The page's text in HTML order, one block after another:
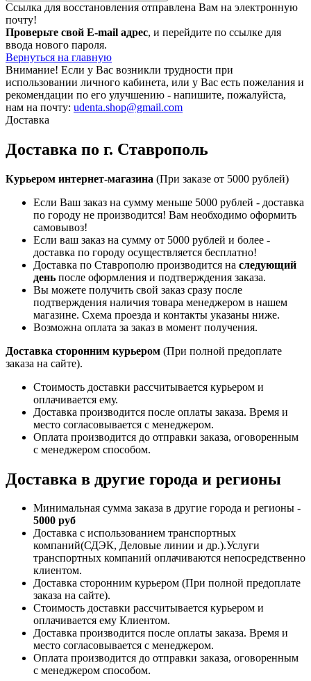
Ссылка для восстановления отправлена Вам на электронную
почту!
Проверьте свой E-mail адрес, и перейдите по ссылке для
ввода нового пароля.
Вернуться на главную
Внимание! Если у Вас возникли трудности при
использовании личного кабинета, или у Вас есть пожелания и
рекомендации по его улучшению - напишите, пожалуйста,
нам на почту: udenta.shop@gmail.com
Доставка
Доставка по г. Ставрополь
Курьером интернет-магазина (При заказе от 5000 рублей)
Если Ваш заказ на сумму меньше 5000 рублей - доставка
по городу не производится! Вам необходимо оформить
самовывоз!
Если ваш заказ на сумму от 5000 рублей и более -
доставка по городу осуществляется бесплатно!
Доставка по Ставрополю производится на следующий
день после оформления и подтверждения заказа.
Вы можете получить свой заказ сразу после
подтверждения наличия товара менеджером в нашем
магазине. Схема проезда и контакты указаны ниже.
Возможна оплата за заказ в момент получения.
Доставка сторонним курьером (При полной предоплате
заказа на сайте).
Стоимость доставки рассчитывается курьером и
оплачивается ему.
Доставка производится после оплаты заказа. Время и
место согласовывается с менеджером.
Оплата производится до отправки заказа, оговоренным
с менеджером способом.
Доставка в другие города и регионы
Минимальная сумма заказа в другие города и регионы -
5000 руб
Доставка с использованием транспортных
компаний(СДЭК, Деловые линии и др.).Услуги
транспортных компаний оплачиваются непосредственно
клиентом.
Доставка сторонним курьером (При полной предоплате
заказа на сайте).
Стоимость доставки рассчитывается курьером и
оплачивается ему Клиентом.
Доставка производится после оплаты заказа. Время и
место согласовывается с менеджером.
Оплата производится до отправки заказа, оговоренным
с менеджером способом.